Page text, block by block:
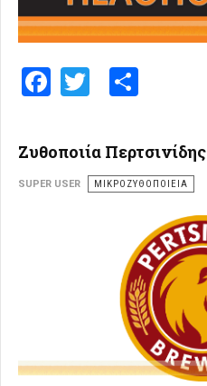
Facebook
Twitter
Ζυθοποιία Περτσινίδης
SUPER USER ΜΙΚΡΟΖΥΘΟΠΟΙΕΊΑ